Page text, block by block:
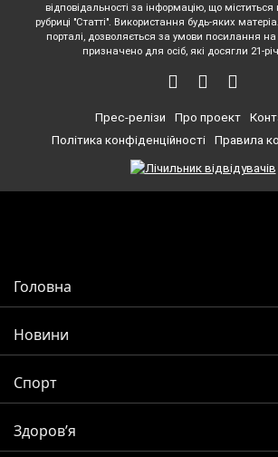
відповідальності за інформацію, що міститься
рубриці "Статті". Використання будь-яких
порталі, дозволяється за умови посилання
призначено для осіб, які досягли 21-
Прес-релізи Про проект
Політика конфіденційності
Правила
Головна
Новини
Спорт
Здоров’я